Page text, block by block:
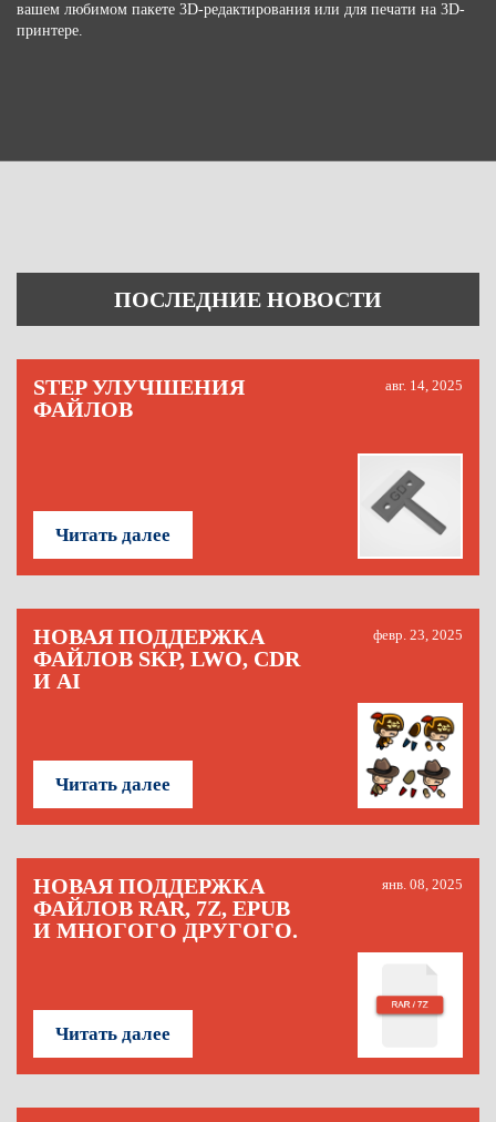
вашем любимом пакете 3D-редактирования или для печати на 3D-
принтере.
ПОСЛЕДНИЕ НОВОСТИ
STEP УЛУЧШЕНИЯ
ФАЙЛОВ
авг. 14, 2025
Читать далее
НОВАЯ ПОДДЕРЖКА
ФАЙЛОВ SKP, LWO, CDR
И AI
февр. 23, 2025
Читать далее
НОВАЯ ПОДДЕРЖКА
ФАЙЛОВ RAR, 7Z, EPUB
И МНОГОГО ДРУГОГО.
янв. 08, 2025
Читать далее